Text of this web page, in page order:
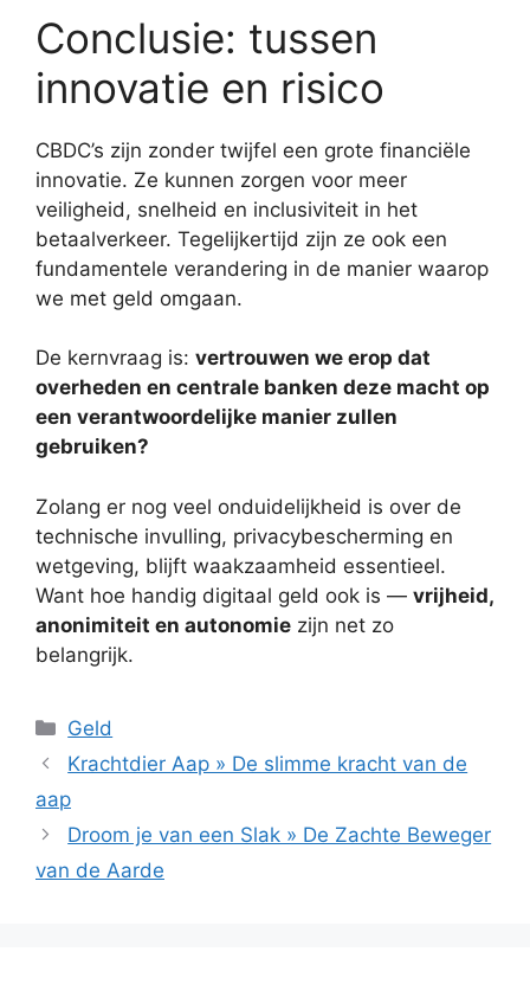
Conclusie: tussen
innovatie en risico
CBDC’s zijn zonder twijfel een grote financiële
innovatie. Ze kunnen zorgen voor meer
veiligheid, snelheid en inclusiviteit in het
betaalverkeer. Tegelijkertijd zijn ze ook een
fundamentele verandering in de manier waarop
we met geld omgaan.
De kernvraag is: vertrouwen we erop dat
overheden en centrale banken deze macht op
een verantwoordelijke manier zullen
gebruiken?
Zolang er nog veel onduidelijkheid is over de
technische invulling, privacybescherming en
wetgeving, blijft waakzaamheid essentieel.
Want hoe handig digitaal geld ook is — vrijheid,
anonimiteit en autonomie zijn net zo
belangrijk.
Categorieën
Geld
Krachtdier Aap » De slimme kracht van de
aap
Droom je van een Slak » De Zachte Beweger
van de Aarde